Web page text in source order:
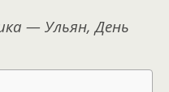
— Ульян, День